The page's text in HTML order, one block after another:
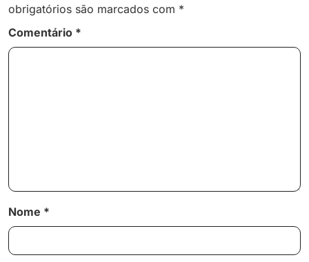
obrigatórios são marcados com *
Comentário *
Nome *